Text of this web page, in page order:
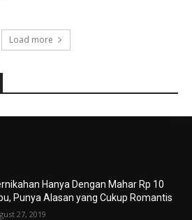
Load more
Hanya Dengan Mahar Rp 10
Punya Alasan yang Cukup Romantis
27, 2019